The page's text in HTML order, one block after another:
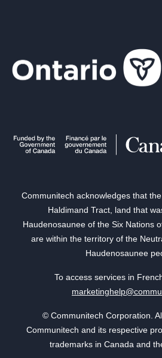
Communitech acknowledges that
Haldimand Tract, land that
Haudenosaunee of the Six Nations
are within the territory of the
Haudenosaunee
To access services in
© Communitech Corporation.
Communitech and its respective
trademarks in Canada and